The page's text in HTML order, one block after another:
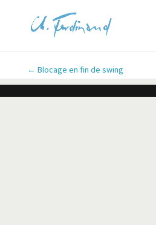
← Blocage en fin de swing